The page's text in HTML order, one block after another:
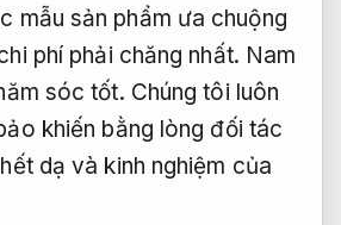
mẫu sản phẩm ưa chuộng
phí phải chăng nhất. Nam
sóc tốt. Chúng tôi luôn
khiến bằng lòng đối tác
dạ và kinh nghiệm của